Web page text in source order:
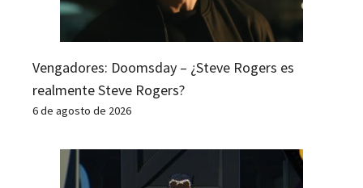
Vengadores: Doomsday – ¿Steve Rogers es
realmente Steve Rogers?
6 de agosto de 2026